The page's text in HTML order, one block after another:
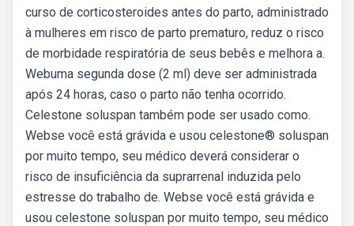
curso de corticosteroides antes do parto, administrado
à mulheres em risco de parto prematuro, reduz o risco
de morbidade respiratória de seus bebês e melhora a.
Webuma segunda dose (2 ml) deve ser administrada
após 24 horas, caso o parto não tenha ocorrido.
Celestone soluspan também pode ser usado como.
Webse você está grávida e usou celestone® soluspan
por muito tempo, seu médico deverá considerar o
risco de insuficiência da suprarrenal induzida pelo
estresse do trabalho de. Webse você está grávida e
usou celestone soluspan por muito tempo, seu médico